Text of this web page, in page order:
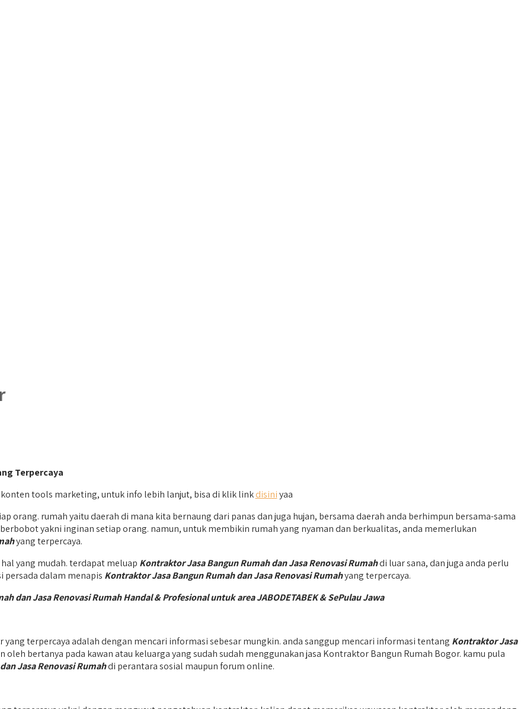
Terpercaya
tools marketing, untuk info lebih lanjut, bisa di klik linkdisiniyaa
orang. rumah yaitu daerah di mana kita bernaung dari panas dan juga hujan, bersama daerah anda berhimpun bersama-sama
yakni inginan setiap orang. namun, untuk membikin rumah yang nyaman dan berkualitas, anda memerlukan
yang terpercaya.
yang mudah. terdapat meluap Kontraktor Jasa Bangun Rumah dan Jasa Renovasi Rumahdi luar sana, dan juga anda perlu
persada dalam menapis Kontraktor Jasa Bangun Rumah dan Jasa Renovasi Rumahyang terpercaya.
dan Jasa Renovasi Rumah Handal & Profesional untuk area JABODETABEK & SePulau Jawa
terpercaya adalah dengan mencari informasi sebesar mungkin. anda sanggup mencari informasi tentang Kontraktor Jasa
bertanya pada kawan atau keluarga yang sudah sudah menggunakan jasa Kontraktor Bangun Rumah Bogor. kamu pula
Jasa Renovasi Rumahdi perantara sosial maupun forum online.